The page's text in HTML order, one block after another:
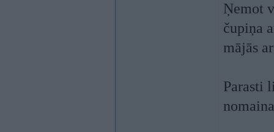
Ņemot
čupiņa
mājās
Parasti